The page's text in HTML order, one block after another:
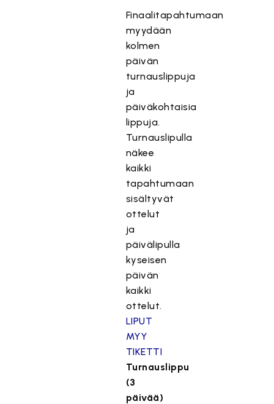
Finaalitapahtumaan
myydään
kolmen
päivän
turnauslippuja
ja
päiväkohtaisia
lippuja.
Turnauslipulla
näkee
kaikki
tapahtumaan
sisältyvät
ottelut
ja
päivälipulla
kyseisen
päivän
kaikki
ottelut.
LIPUT
MYY
TIKETTI
Turnauslippu
(3
päivää)